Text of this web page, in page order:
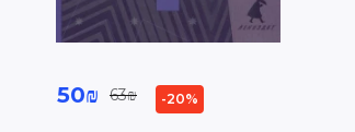
50₪ 63₪ -20%